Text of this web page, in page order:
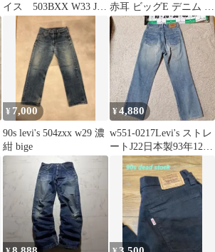
イス 503BXX W33 J22
赤耳 セルビッジ
赤耳 ビッグE デニム 日
本製
¥ 7,000
90s levi's 504zxx w29 濃
紺 bige
¥4,880
w551-0217Levi's ストレ
ートJ22日本製93年12月
w28インチ